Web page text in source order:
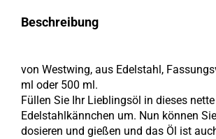
Beschreibung
von Westwing, aus Edelstahl,
ml oder 500 ml.
Füllen Sie Ihr Lieblingsöl in dieses nette
Edelstahlkännchen um. Nun können
dosieren und gießen und das Öl ist